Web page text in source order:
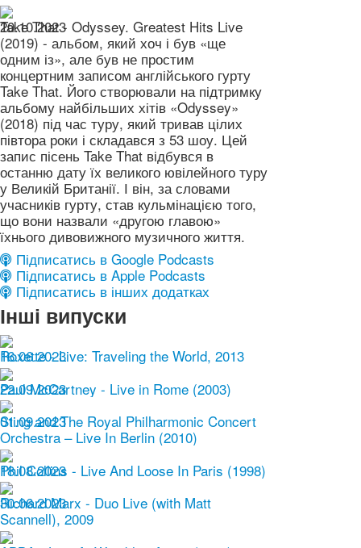
20.10.2023
Take That - Odyssey. Greatest Hits Live
(2019) - альбом, який хоч і був «ще
одним із», але був не простим
концертним записом англійського гурту
Take That. Його створювали на підтримку
альбому найбільших хітів «Odyssey»
(2018) під час туру, який тривав цілих
півтора роки і складався з 53 шоу. Цей
запис пісень Take That відбувся в
останню дату їх великого ювілейного туру
у Великій Британії. І він, за словами
учасників гурту, став кульмінацією того,
що вони назвали «другою главою»
їхнього дивовижного музичного життя.
Підписатись в Google Podcasts
Підписатись в Apple Podcasts
Підписатись в інших додатках
Інші випуски
16.06.2023
Roxette - Live: Traveling the World, 2013
22.09.2023
Paul McCartney - Live in Rome (2003)
01.09.2023
Sting and The Royal Philharmonic Concert
Orchestra – Live In Berlin (2010)
18.08.2023
Phil Collins - Live And Loose In Paris (1998)
30.06.2023
Richard Marx - Duo Live (with Matt
Scannell), 2009